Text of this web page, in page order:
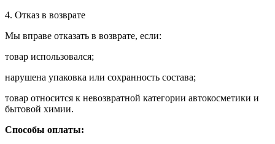
4. Отказ в возврате
Мы вправе отказать в возврате, если:
товар использовался;
нарушена упаковка или сохранность состава;
товар относится к невозвратной категории автокосметики и
бытовой химии.
Способы оплаты: